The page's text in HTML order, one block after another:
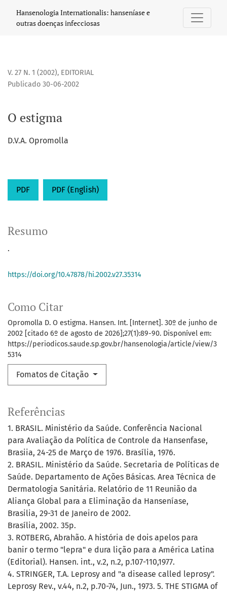
Hansenologia Internationalis: hanseníase e
outras doenças infecciosas
V. 27 N. 1 (2002), EDITORIAL
O estigma
Publicado 30-06-2002
D.V.A. Opromolla
PDF PDF (English)
Como Citar
Opromolla D. O estigma. Hansen. Int. [Internet]. 30º de junho de
2002 [citado 6º de agosto de 2026];27(1):89-90. Disponível em:
https://periodicos.saude.sp.gov.br/hansenologia/article/view/3
5314
Fomatos de Citação
Resumo
.
https://doi.org/10.47878/hi.2002.v27.35314
Referências
1. BRASIL. Ministério da Saúde. Conferência Nacional
para Avaliação da Política de Controle da Hansenfase,
Brasiia, 24-25 de Março de 1976. Brasília, 1976.
2. BRASIL. Ministério da Saúde. Secretaria de Políticas de
Saúde. Departamento de Ações Básicas. Area Técnica de
Dermatologia Sanitária. Relatório de 11 Reunião da
Aliança Global para a Eliminação da Hanseníase,
Brasilia, 29-31 de Janeiro de 2002.
Brasília, 2002. 35p.
3. ROTBERG, Abrahão. A história de dois apelos para
banir o termo "lepra" e dura lição para a América Latina
(Editorial). Hansen. int., v.2, n.2, p.107-110,1977.
4. STRINGER, T.A. Leprosy and "a disease called leprosy".
Leprosy Rev., v.44, n.2, p.70-74, Jun., 1973. 5. THE STIGMA of